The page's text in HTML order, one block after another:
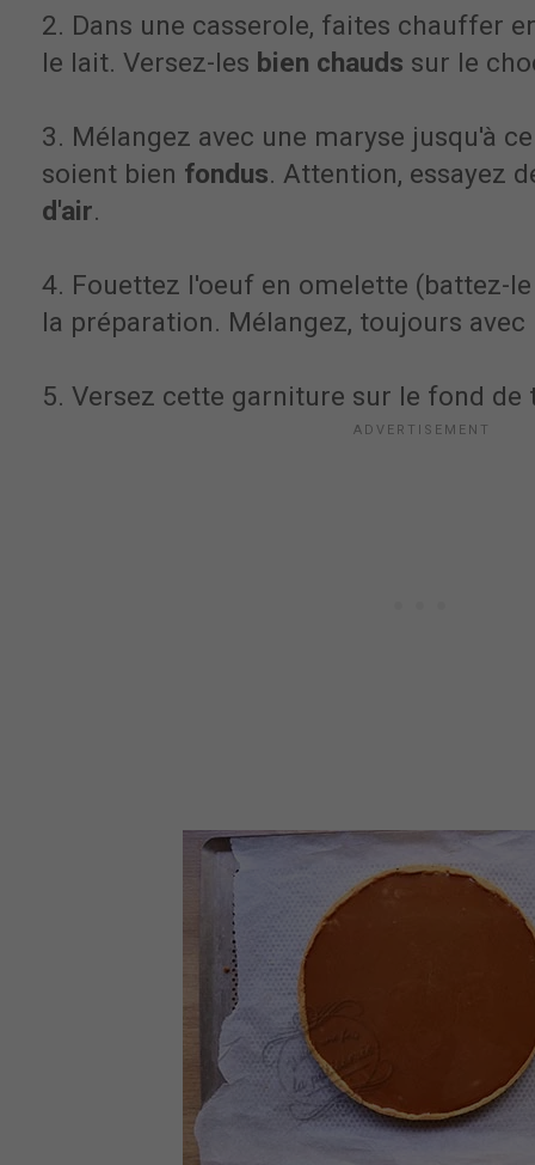
2. Dans une casserole, faites chauffer
le lait. Versez-les bien chauds sur le
3. Mélangez avec une maryse jusqu'à
soient bien fondus. Attention, essayez
d'air.
4. Fouettez l'oeuf en omelette (battez-
la préparation. Mélangez, toujours avec
5. Versez cette garniture sur le fond de